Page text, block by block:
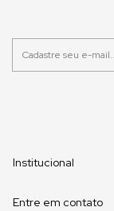
Institucional
Entre em contato